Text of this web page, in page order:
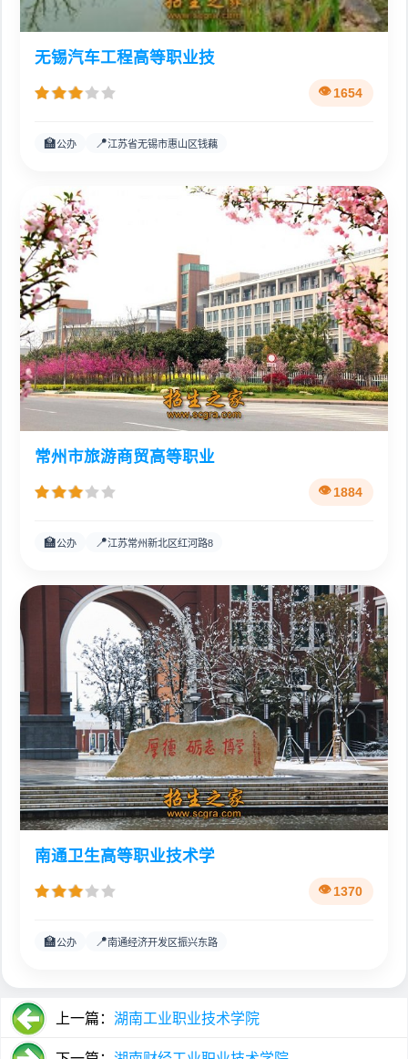
无锡汽车工程高等职业技
1654
🏫公办 📍江苏省无锡市惠山区钱藕
常州市旅游商贸高等职业
1884
🏫公办 📍江苏常州新北区红河路8
南通卫生高等职业技术学
1370
🏫公办 📍南通经济开发区振兴东路
上一篇： 湖南工业职业技术学院